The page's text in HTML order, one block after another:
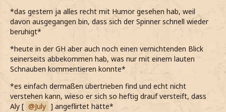
*das gestern ja alles recht mit Humor gesehen hab, weil
davon ausgegangen bin, dass sich der Spinner schnell wieder
beruhigt*
*heute in der GH aber auch noch einen vernichtenden Blick
seinerseits abbekommen hab, was nur mit einem lauten
Schnauben kommentieren konnte*
*es einfach dermaßen übertrieben find und echt nicht
verstehen kann, wieso er sich so heftig drauf versteift, dass
Aly [
July ] angeflirtet hätte*